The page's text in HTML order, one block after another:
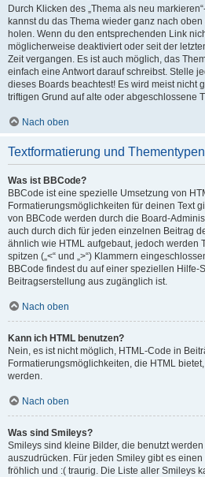
Durch Klicken des „Thema als neu
kannst du das Thema wieder ganz nach
holen. Wenn du den entsprechenden Link
möglicherweise deaktiviert oder seit der
Zeit vergangen. Es ist auch möglich, das
einfach eine Antwort darauf schreibst. Stelle
dieses Boards beachtest! Es wird meist nicht
triftigen Grund auf alte oder abgeschlossene
Nach oben
Textformatierung und Thementypen
Was ist BBCode?
BBCode ist eine spezielle Umsetzung von
Formatierungsmöglichkeiten für deinen Text
von BBCode werden durch die Board-
auch durch dich für jeden einzelnen Beitrag
ähnlich wie HTML aufgebaut, jedoch werden
spitzen („<“ und „>“) Klammern
BBCode findest du auf einer speziellen Hilfe-
Beitragserstellung aus zugänglich ist.
Nach oben
Kann ich HTML benutzen?
Nein, es ist nicht möglich, HTML-Code in
Formatierungsmöglichkeiten, die HTML
werden.
Nach oben
Was sind Smileys?
Smileys sind kleine Bilder, die benutzt werden
auszudrücken. Für jeden Smiley gibt es
fröhlich und :( traurig. Die Liste aller Smileys